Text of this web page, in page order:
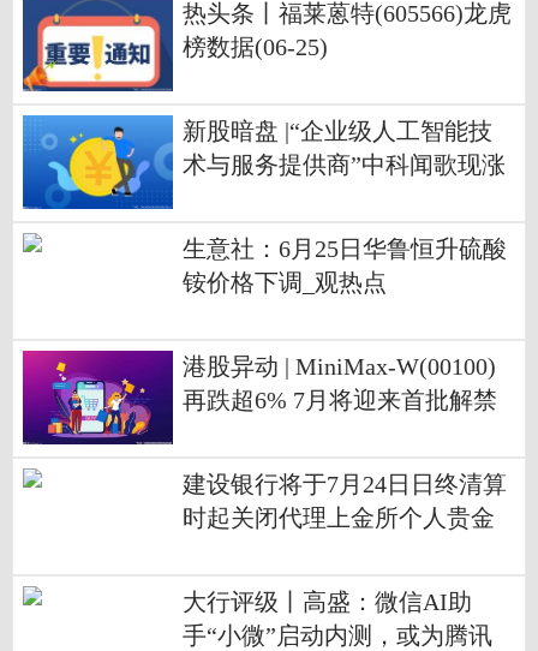
热头条丨福莱蒽特(605566)龙虎
榜数据(06-25)
新股暗盘 |“企业级人工智能技
术与服务提供商”中科闻歌现涨
生意社：6月25日华鲁恒升硫酸
铵价格下调_观热点
港股异动 | MiniMax-W(00100)
再跌超6% 7月将迎来首批解禁
建设银行将于7月24日日终清算
时起关闭代理上金所个人贵金
大行评级丨高盛：微信AI助
手“小微”启动内测，或为腾讯